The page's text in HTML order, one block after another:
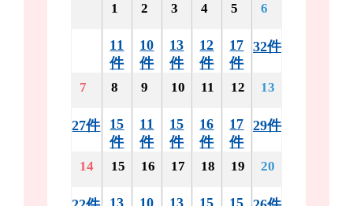
1
11
件
2
10
件
3
13
件
4
12
件
5
17
件
6
32件
7
27件
8
15
件
9
11
件
10
15
件
11
16
件
12
17
件
13
29件
14 15
13
16
10
17
13
18
15
19
15
20